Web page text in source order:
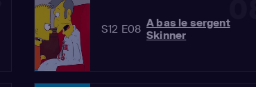
08
S12 E08 A bas le sergent
Skinner